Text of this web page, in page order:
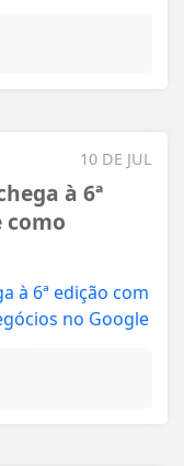
10 DE JUL
à 6ª
como